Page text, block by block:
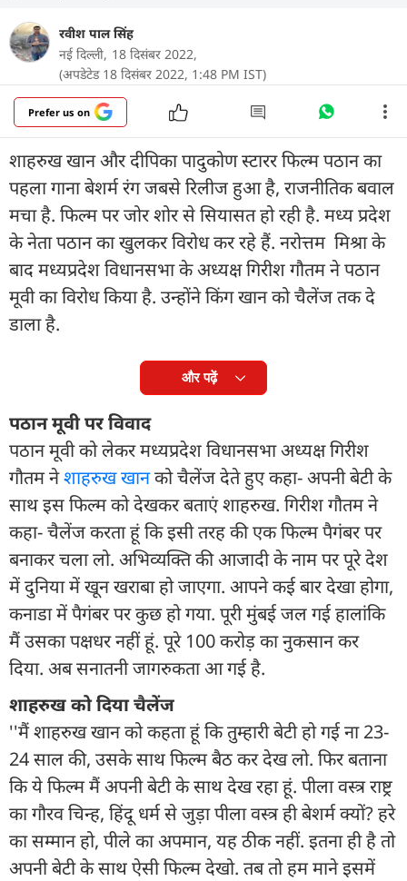
रवीश पाल सिंह
नई दिल्ली, 18 दिसंबर 2022,
(अपडेटेड 18 दिसंबर 2022, 1:48 PM IST)
Prefer us on
शाहरुख खान और दीपिका पादुकोण स्टारर फिल्म पठान का
पहला गाना बेशर्म रंग जबसे रिलीज हुआ है, राजनीतिक बवाल
मचा है. फिल्म पर जोर शोर से सियासत हो रही है. मध्य प्रदेश
के नेता पठान का खुलकर विरोध कर रहे हैं. नरोत्तम मिश्रा के
बाद मध्यप्रदेश विधानसभा के अध्यक्ष गिरीश गौतम ने पठान
मूवी का विरोध किया है. उन्होंने किंग खान को चैलेंज तक दे
डाला है.
और पढ़ें
पठान मूवी पर विवाद
पठान मूवी को लेकर मध्यप्रदेश विधानसभा अध्यक्ष गिरीश
गौतम नेशाहरुख खानको चैलेंज देते हुए कहा- अपनी बेटी के
साथ इस फिल्म को देखकर बताएं शाहरुख. गिरीश गौतम ने
कहा- चैलेंज करता हूं कि इसी तरह की एक फिल्म पैगंबर पर
बनाकर चला लो. अभिव्यक्ति की आजादी के नाम पर पूरे देश
में दुनिया में खून खराबा हो जाएगा. आपने कई बार देखा होगा,
कनाडा में पैगंबर पर कुछ हो गया. पूरी मुंबई जल गई हालांकि
मैं उसका पक्षधर नहीं हूं. पूरे 100 करोड़ का नुकसान कर
दिया. अब सनातनी जागरुकता आ गई है.
शाहरुख को दिया चैलेंज
''मैं शाहरुख खान को कहता हूं कि तुम्हारी बेटी हो गई ना 23-
24 साल की, उसके साथ फिल्म बैठ कर देख लो. फिर बताना
कि ये फिल्म मैं अपनी बेटी के साथ देख रहा हूं. पीला वस्त्र राष्ट्र
का गौरव चिन्ह, हिंदू धर्म से जुड़ा पीला वस्त्र ही बेशर्म क्यों? हरे
का सम्मान हो, पीले का अपमान, यह ठीक नहीं. इतना ही है तो
अपनी बेटी के साथ ऐसी फिल्म देखो. तब तो हम माने इसमें